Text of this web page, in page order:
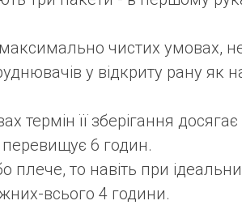
максимально чистих умовах,
у відкриту рану як на
термін її зберігання
перевищує 6 годин.
плече, то навіть при
всього 4 години.